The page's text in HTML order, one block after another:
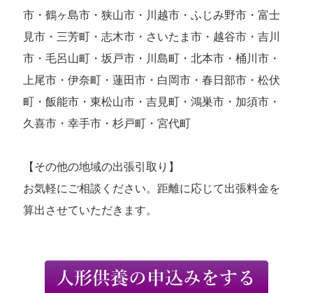
市・鶴ヶ島市・狭山市・川越市・ふじみ野市・富士
見市・三芳町・志木市・さいたま市・越谷市・吉川
市・毛呂山町・坂戸市・川島町・北本市・桶川市・
上尾市・伊奈町・蓮田市・白岡市・春日部市・松伏
町・飯能市・東松山市・吉見町・鴻巣市・加須市・
久喜市・幸手市・杉戸町・宮代町
【その他の地域の出張引取り】
お気軽にご相談ください。距離に応じて出張料金を
算出させていただきます。